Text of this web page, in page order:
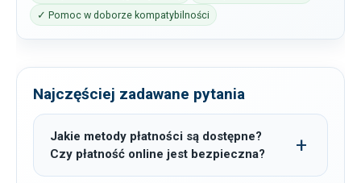
✓ Pomoc w doborze kompatybilności
Najczęściej zadawane pytania
Jakie metody płatności są dostępne?
Czy płatność online jest bezpieczna?